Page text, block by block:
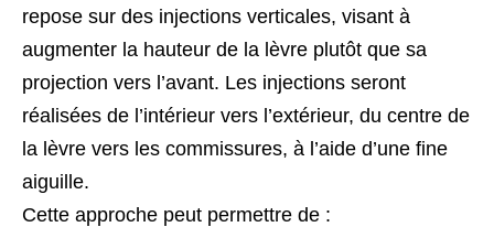
repose sur des injections verticales, visant à
augmenter la hauteur de la lèvre plutôt que sa
projection vers l’avant. Les injections seront
réalisées de l’intérieur vers l’extérieur, du centre de
la lèvre vers les commissures, à l’aide d’une fine
aiguille.
Cette approche peut permettre de :